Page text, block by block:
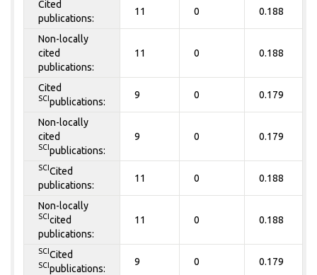
Cited
publications:
11 0 0.188
Non-locally
cited
publications:
11 0 0.188
Cited
SCI publications:
9 0 0.179
Non-locally
cited
SCI publications:
9 0 0.179
SCI Cited
publications:
11 0 0.188
Non-locally
SCI cited
publications:
11 0 0.188
SCI Cited
SCI publications:
9 0 0.179